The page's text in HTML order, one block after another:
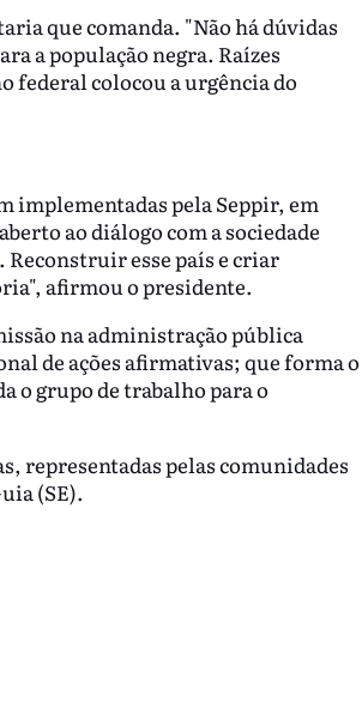
que comanda. "Não há dúvidas
a população negra. Raízes
federal colocou a urgência do
implementadas pela Seppir, em
ao diálogo com a sociedade
esse país e criar
afirmou o presidente.
na administração pública
de ações afirmativas; que forma o
o grupo de trabalho para o
representadas pelas comunidades
(SE).